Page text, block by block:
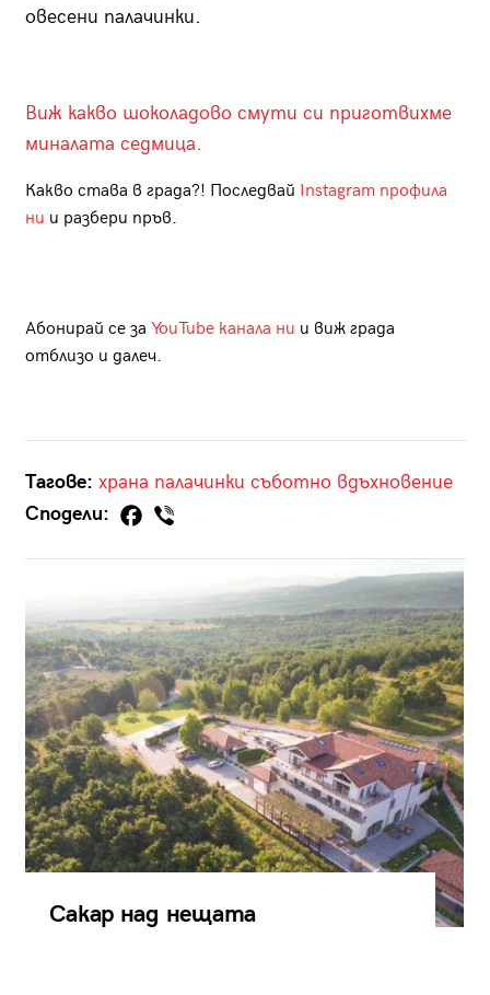
овесени палачинки.
Виж какво шоколадово смути си приготвихме
миналата седмица.
Какво става в града?! Последвай Instagram профила
ни и разбери пръв.
Абонирай се за YouTube канала ни и виж града
отблизо и далеч.
Тагове: храна палачинки съботно вдъхновение
Сподели:
Сакар над нещата